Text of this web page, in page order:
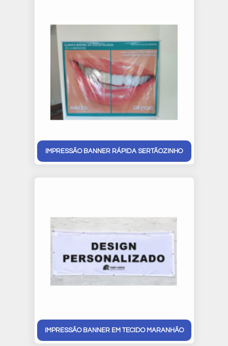
IMPRESSÃO BANNER RÁPIDA SERTÃOZINHO
IMPRESSÃO BANNER EM TECIDO MARANHÃO